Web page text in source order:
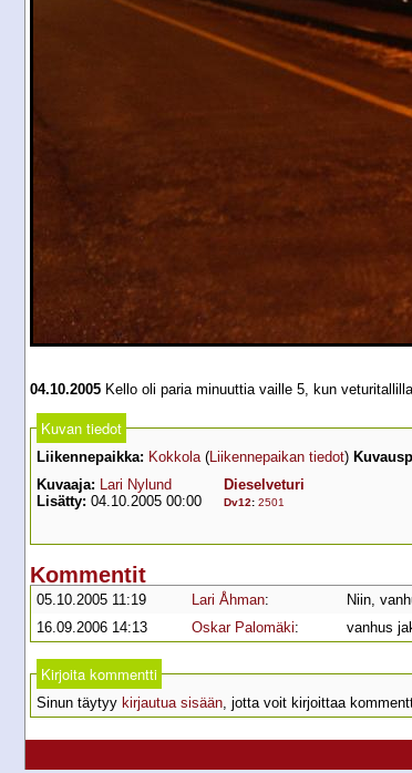
04.10.2005 Kello oli paria minuuttia vaille 5, kun
Kuvan tiedot
Liikennepaikka: Kokkola(Liikennepaikan tiedot)
Kuvaaja: Lari Nylund
Lisätty: 04.10.2005 00:00
Dieselveturi
Dv12: 2501
Kommentit
05.10.2005 11:19 Lari Åhman:
Niin,
16.09.2006 14:13
Oskar Palomäki: vanhus
Kirjoita kommentti
Sinun täytyy kirjautua sisään, jotta voit kirjoittaa